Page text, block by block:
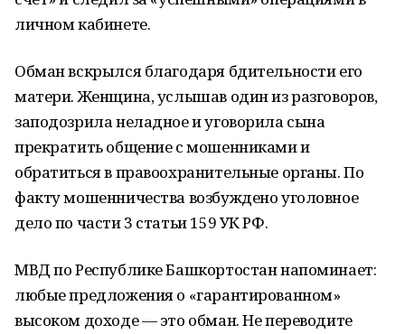
личном кабинете.
Обман вскрылся благодаря бдительности его
матери. Женщина, услышав один из разговоров,
заподозрила неладное и уговорила сына
прекратить общение с мошенниками и
обратиться в правоохранительные органы. По
факту мошенничества возбуждено уголовное
дело по части 3 статьи 159 УК РФ.
МВД по Республике Башкортостан напоминает:
любые предложения о «гарантированном»
высоком доходе — это обман. Не переводите